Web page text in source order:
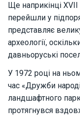
Ще наприкінці
перейшли у
представляє
археології,
давньоруські
У 1972 році на
час «Дружби
ландшафтного
протягнувся
Програ
ми
відпочи
нку
Подару
нкові
сертифі